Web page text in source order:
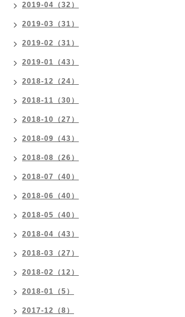
2019-04（32）
2019-03（31）
2019-02（31）
2019-01（43）
2018-12（24）
2018-11（30）
2018-10（27）
2018-09（43）
2018-08（26）
2018-07（40）
2018-06（40）
2018-05（40）
2018-04（43）
2018-03（27）
2018-02（12）
2018-01（5）
2017-12（8）